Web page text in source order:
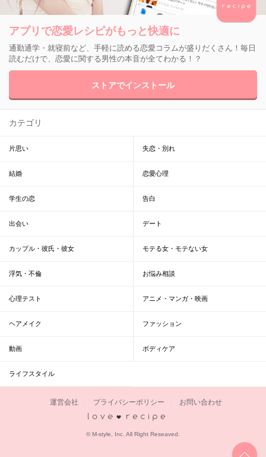
アプリで恋愛レシピがもっと快適に
通勤通学・就寝前など、手軽に読める恋愛コラムが盛りだくさん！毎日
読むだけで、恋愛に関する男性の本音が全てわかる！？
ストアでインストール
カテゴリ
片思い 失恋・別れ
結婚 恋愛心理
学生の恋 告白
出会い デート
カップル・彼氏・彼女 モテる女・モテない女
浮気・不倫 お悩み相談
心理テスト アニメ・マンガ・映画
ヘアメイク ファッション
動画 ボディケア
ライフスタイル
運営会社 プライバシーポリシー お問い合わせ
© M-style, Inc. All Right Reseaved.